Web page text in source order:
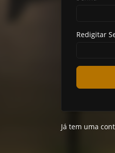
Redigitar
Já tem uma